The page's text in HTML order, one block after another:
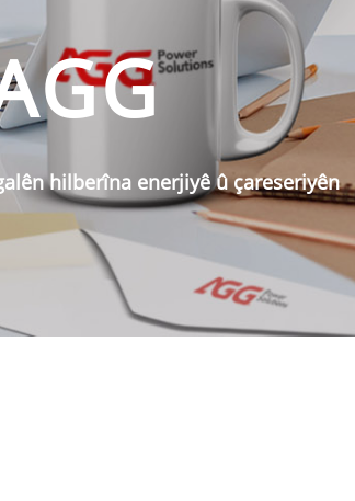
250-825 KVA
165-935 KVA
350-800 KVA
hilberîna enerjiyê û çareseriyên